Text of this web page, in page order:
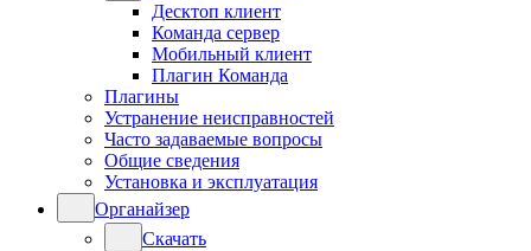
Десктоп клиент
Команда сервер
Мобильный клиент
Плагин Команда
Плагины
Устранение неисправностей
Часто задаваемые вопросы
Общие сведения
Установка и эксплуатация
Органайзер
Скачать